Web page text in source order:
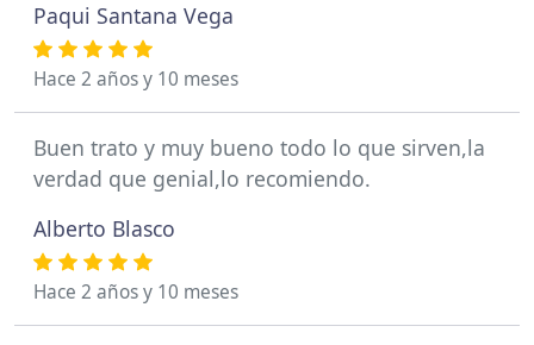
Paqui Santana Vega
Hace 2 años y 10 meses
Buen trato y muy bueno todo lo que sirven,la
verdad que genial,lo recomiendo.
Alberto Blasco
Hace 2 años y 10 meses